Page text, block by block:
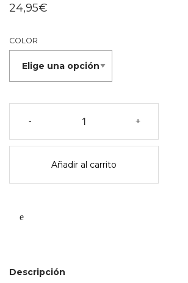
24,95€
COLOR
-
3
playa
cantidad
+
Añadir al carrito
Descripción